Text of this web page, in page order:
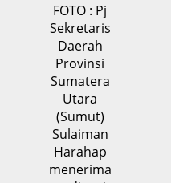
FOTO : Pj
Sekretaris
Daerah
Provinsi
Sumatera
Utara
(Sumut)
Sulaiman
Harahap
menerima